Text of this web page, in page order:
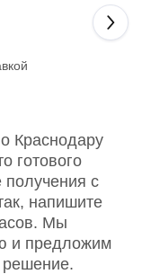
Краснодару
готового
получения с
напишите
Мы
и предложим
решение.